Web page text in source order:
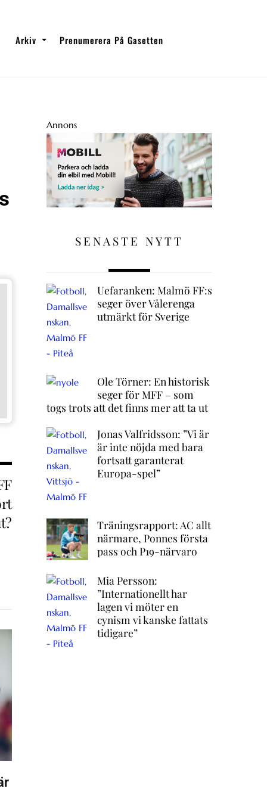
Arkiv Prenumerera På Gasetten
Annons
SENASTE NYTT
Uefaranken: Malmö FF:s
seger över Vålerenga
utmärkt för Sverige
Ole Törner: En historisk
seger för MFF – som
togs trots att det finns mer att ta ut
Jonas Valfridsson: ”Vi är
är inte nöjda med bara
fortsatt garanterat
Europa-spel”
Träningsrapport: AC allt
närmare, Ponnes första
pass och P19-närvaro
Mia Persson:
”Internationellt har
lagen vi möter en
cynism vi kanske fattats
tidigare”